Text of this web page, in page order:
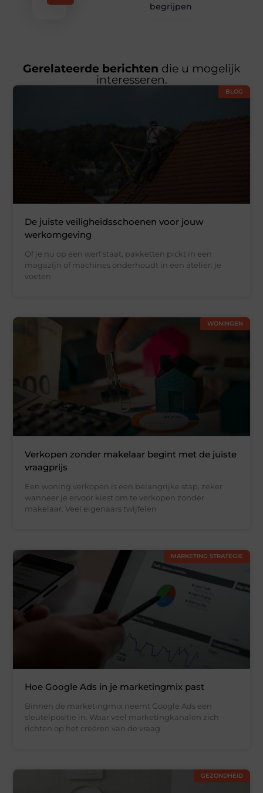
begrijpen
Gerelateerde berichten die u mogelijk
interesseren.
BLOG
De juiste veiligheidsschoenen voor jouw
werkomgeving
Of je nu op een werf staat, pakketten pickt in een
magazijn of machines onderhoudt in een atelier: je
voeten
WONINGEN
Verkopen zonder makelaar begint met de juiste
vraagprijs
Een woning verkopen is een belangrijke stap, zeker
wanneer je ervoor kiest om te verkopen zonder
makelaar. Veel eigenaars twijfelen
MARKETING STRATEGIE
Hoe Google Ads in je marketingmix past
Binnen de marketingmix neemt Google Ads een
sleutelpositie in. Waar veel marketingkanalen zich
richten op het creëren van de vraag
GEZONDHEID